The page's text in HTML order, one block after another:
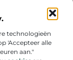
technologieën
'Accepteer alle
aan."